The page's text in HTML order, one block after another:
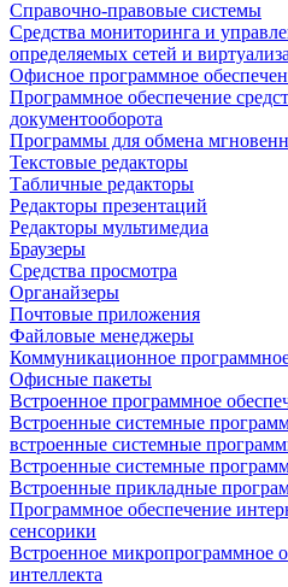
Справочно-правовые системы
Средства мониторинга и
определяемых сетей и
Офисное программное
Программное обеспечение
документооборота
Программы для обмена
Текстовые редакторы
Табличные редакторы
Редакторы презентаций
Редакторы мультимедиа
Браузеры
Средства просмотра
Органайзеры
Почтовые приложения
Файловые менеджеры
Коммуникационное
Офисные пакеты
Встроенное программное
Встроенные системные
встроенные системные
Встроенные системные
Встроенные прикладные
Программное обеспечение
сенсорики
Встроенное микропрограммное
интеллекта